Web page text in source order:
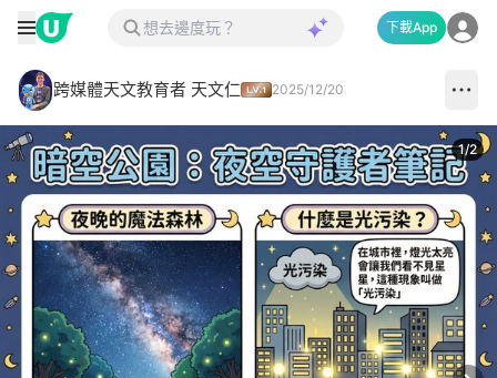
下載App
跨媒體天文教育者 天文仁 2025/12/20
1/2